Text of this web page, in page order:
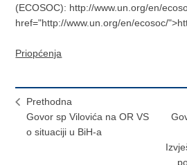
(ECOSOC): http://www.un.org/en/
href="http://www.un.org/en/ecosoc/
Priopćenja
Prethodna
Govor sp Vilovića na OR VS
o situaciji u BiH-a